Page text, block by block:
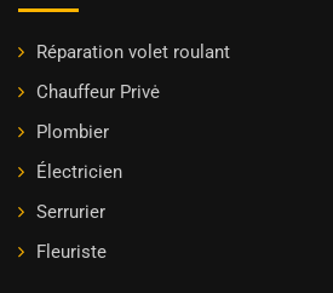
Réparation volet roulant
Chauffeur Privė
Plombier
Électricien
Serrurier
Fleuriste